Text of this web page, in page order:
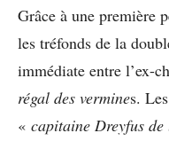
Grâce à une première
les tréfonds de la
immédiate entre l’ex-
régal des vermines.
« capitaine Dreyfus